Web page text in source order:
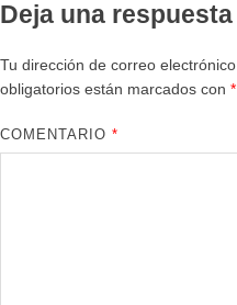
Deja una respuesta
Tu dirección de correo
obligatorios están marcados con *
COMENTARIO*